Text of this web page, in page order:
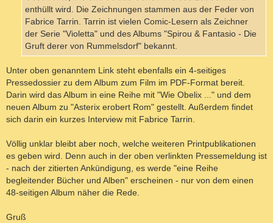
enthüllt wird. Die Zeichnungen stammen aus der Feder von
Fabrice Tarrin. Tarrin ist vielen Comic-Lesern als Zeichner
der Serie "Violetta" und des Albums "Spirou & Fantasio - Die
Gruft derer von Rummelsdorf" bekannt.
Unter oben genanntem Link steht ebenfalls ein 4-seitiges
Pressedossier zu dem Album zum Film im PDF-Format bereit.
Darin wird das Album in eine Reihe mit "Wie Obelix ..." und dem
neuen Album zu "Asterix erobert Rom" gestellt. Außerdem findet
sich darin ein kurzes Interview mit Fabrice Tarrin.
Völlig unklar bleibt aber noch, welche weiteren Printpublikationen
es geben wird. Denn auch in der oben verlinkten Pressemeldung ist
- nach der zitierten Ankündigung, es werde "eine Reihe
begleitender Bücher und Alben" erscheinen - nur von dem einen
48-seitigen Album näher die Rede.
Gruß